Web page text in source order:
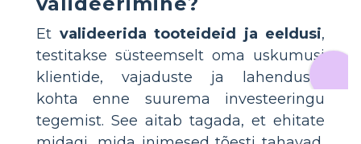
Et valideerida tooteideid ja eeldusi,
testitakse süsteemselt oma uskumusi
klientide, vajaduste ja lahenduste
kohta enne suurema investeeringu
tegemist. See aitab tagada, et ehitate